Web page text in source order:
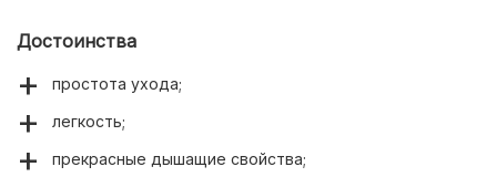
Достоинства
простота ухода;
легкость;
прекрасные дышащие свойства;